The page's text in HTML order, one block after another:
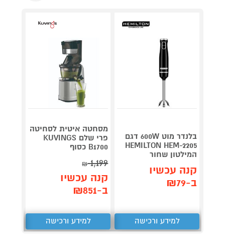
בלנדר מוט 600W דגם
HEMILTON HEM-2205
המילטון שחור
קנה עכשיו
ב-₪79
למידע ורכישה
מסחטה איטית לסחיטה
פרי שלם KUVINGS
B1700 כסוף
1,199
₪
קנה עכשיו
ב-₪851
למידע ורכישה